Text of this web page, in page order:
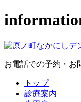
お電話での予約・お
トップ
診療案内